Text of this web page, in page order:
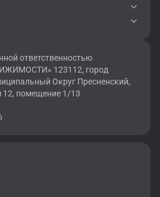
ответственностью
123112, город
Округ Пресненский,
12, помещение 1/13